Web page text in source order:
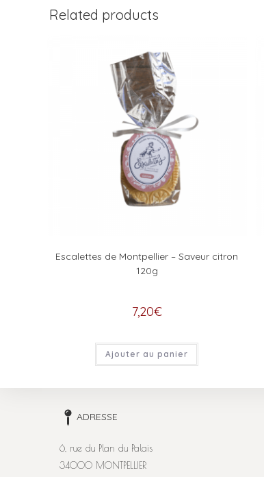
Related products
Escalettes de Montpellier – Saveur citron
120g
7,20€
Ajouter au panier
ADRESSE
6, rue du Plan du Palais
34000 MONTPELLIER